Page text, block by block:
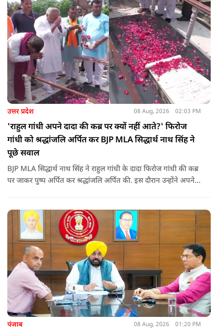
उत्तर प्रदेश 08 Aug, 2026 02:03 PM
'राहुल गांधी अपने दादा की कब्र पर क्यों नहीं आते?' फिरोज
गांधी को श्रद्धांजलि अर्पित कर BJP MLA सिद्धार्थ नाथ सिंह ने
पूछे सवाल
BJP MLA सिद्धार्थ नाथ सिंह ने राहुल गांधी के दादा फिरोज गांधी की कब्र
पर जाकर पुष्प अर्पित कर श्रद्धांजलि अर्पित की. इस दौरान उन्होंने अपने
कि वह भविष्य में क्या करें.
पंजाब 08 Aug, 2026 01:20 PM